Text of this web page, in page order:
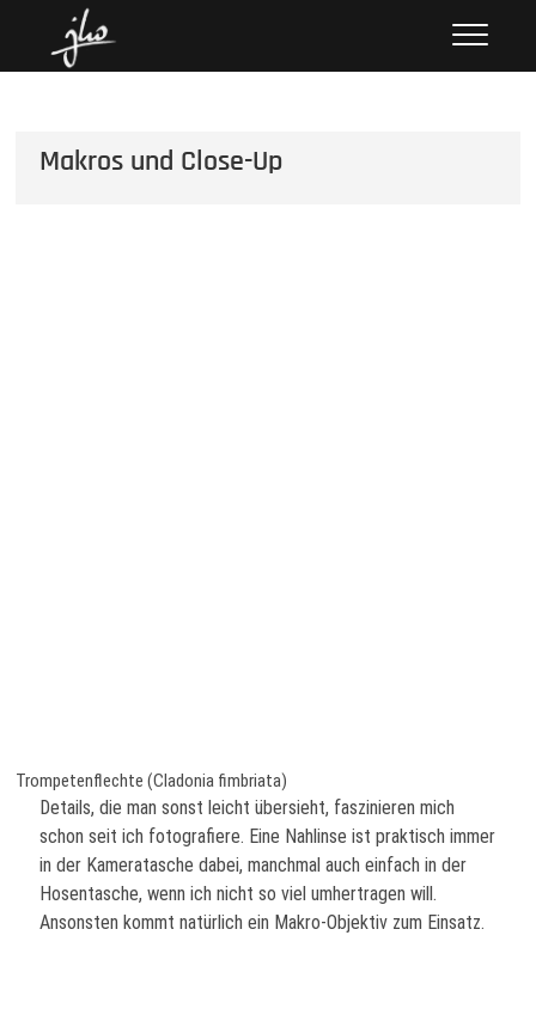
Makros und Close-Up
Trompetenflechte (Cladonia fimbriata)
Details, die man sonst leicht übersieht, faszinieren mich
schon seit ich fotografiere. Eine Nahlinse ist praktisch immer
in der Kameratasche dabei, manchmal auch einfach in der
Hosentasche, wenn ich nicht so viel umhertragen will.
Ansonsten kommt natürlich ein Makro-Objektiv zum Einsatz.